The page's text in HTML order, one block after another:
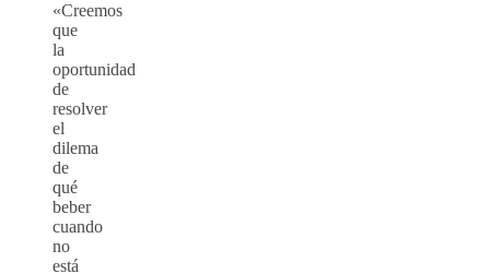
«Creemos
que
la
oportunidad
de
resolver
el
dilema
de
qué
beber
cuando
no
está